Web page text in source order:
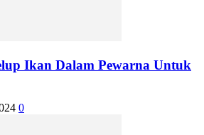
Ikan Dalam Pewarna Untuk
0